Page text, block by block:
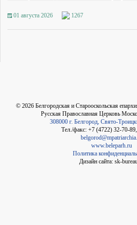
01 августа 2026 1267
© 2026 Белгородская и Старооскольская
Русская Православная Церковь
308000 г. Белгород, Свято-
Тел./факс: +7 (4722) 32-70-
www.beleparh.ru
Политика
Дизайн сайта: sk-